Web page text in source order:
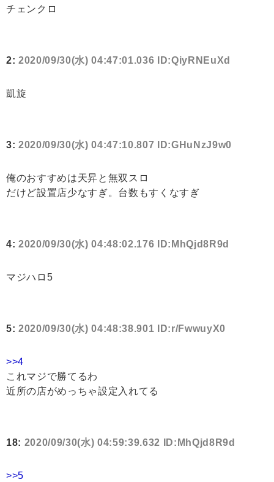
チェンクロ
2: 2020/09/30(水) 04:47:01.036 ID:QiyRNEuXd
凱旋
3: 2020/09/30(水) 04:47:10.807 ID:GHuNzJ9w0
俺のおすすめは天昇と無双スロ
だけど設置店少なすぎ。台数もすくなすぎ
4: 2020/09/30(水) 04:48:02.176 ID:MhQjd8R9d
マジハロ5
5: 2020/09/30(水) 04:48:38.901 ID:r/FwwuyX0
>>4
これマジで勝てるわ
近所の店がめっちゃ設定入れてる
18: 2020/09/30(水) 04:59:39.632 ID:MhQjd8R9d
>>5